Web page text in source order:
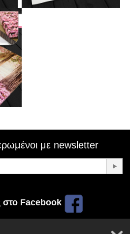
με newsletter
στο Facebook